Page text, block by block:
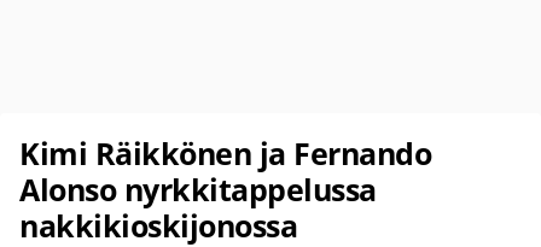
Kimi Räikkönen ja Fernando
Alonso nyrkkitappelussa
nakkikioskijonossa